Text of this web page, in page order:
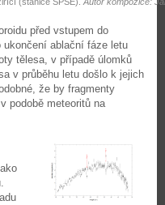
před vstupem do
ukončení ablační fáze letu
tělesa, v případě úlomků
v průběhu letu došlo k jejich
že by fragmenty
podobě meteoritů na